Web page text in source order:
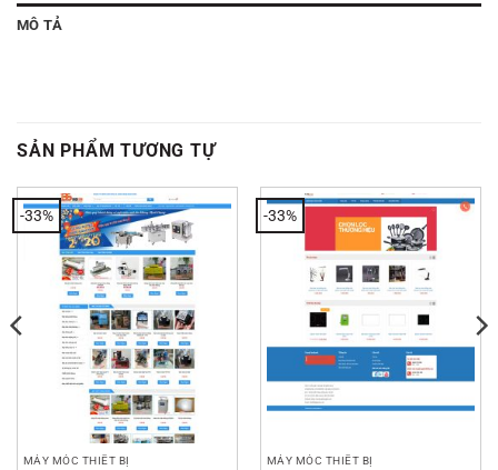
MÔ TẢ
SẢN PHẨM TƯƠNG TỰ
-33%
MÁY MÓC THIẾT BỊ
-33%
MÁY MÓC THIẾT BỊ